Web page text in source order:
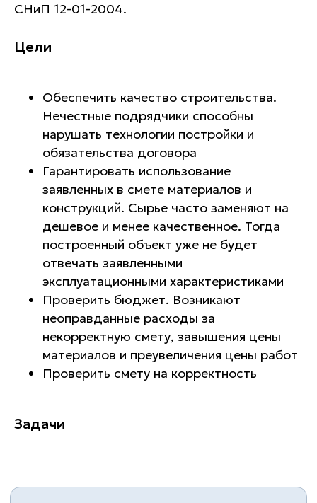
СНиП 12-01-2004.
Цели
Обеспечить качество строительства.
Нечестные подрядчики способны
нарушать технологии постройки и
обязательства договора
Гарантировать использование
заявленных в смете материалов и
конструкций. Сырье часто заменяют на
дешевое и менее качественное. Тогда
построенный объект уже не будет
отвечать заявленными
эксплуатационными характеристиками
Проверить бюджет. Возникают
неоправданные расходы за
некорректную смету, завышения цены
материалов и преувеличения цены работ
Проверить смету на корректность
Задачи
Соблюсти законность
контролирующими
Подтвердить
безопасность
строительных работ и
последующую
Гарантировать
своевременную
реализацию объекта.